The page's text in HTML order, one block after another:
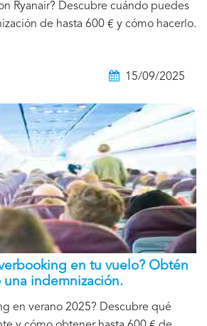
Ryanair? Descubre cuándo puedes
de hasta 600 € y cómo hacerlo.
15/09/2025
en tu vuelo? Obtén
una indemnización.
en verano 2025? Descubre qué